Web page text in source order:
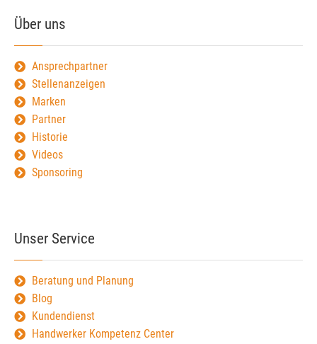
Über uns
Ansprechpartner
Stellenanzeigen
Marken
Partner
Historie
Videos
Sponsoring
Unser Service
Beratung und Planung
Blog
Kundendienst
Handwerker Kompetenz Center